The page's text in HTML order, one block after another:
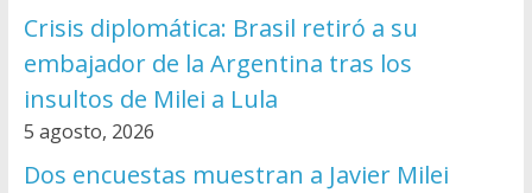
Crisis diplomática: Brasil retiró a su
embajador de la Argentina tras los
insultos de Milei a Lula
5 agosto, 2026
Dos encuestas muestran a Javier Milei